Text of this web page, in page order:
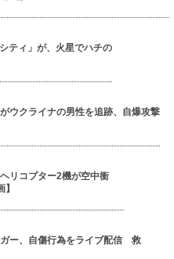
ティ」が、火星でハチの
ウクライナの男性を追跡、自爆攻撃
リコプター2機が空中衝
ー、自傷行為をライブ配信 救